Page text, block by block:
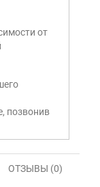
от
позвонив
ОТЗЫВЫ (0)